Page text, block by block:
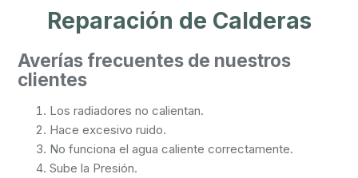
Reparación de Calderas
Averías frecuentes de nuestros
clientes
Los radiadores no calientan.
Hace excesivo ruido.
No funciona el agua caliente correctamente.
Sube la Presión.